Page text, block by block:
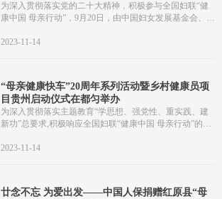
为深入贯彻落实党的二十大精神，积极参与全国妇联“健
康中国 母亲行动”，9月20日，由中国妇女发展基金会、贵
爱出发”——中国人保捐赠威宁县“母亲健康快车”发车仪
2023-11-14
“母亲健康快车”20周年系列活动暨乡村健康员项
目贵州启动仪式在都匀举办
为深入贯彻落实主题教育“学思想、强党性、重实践、建
新功”总要求,积极响应全国妇联“健康中国 母亲行动”的号
会主办的“廿念不忘 为爱出发”母亲健康快车20周年系列活
2023-11-14
廿念不忘 为爱出发​——中国人保捐赠红原县“母